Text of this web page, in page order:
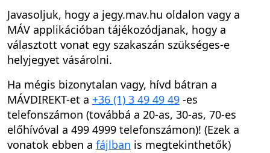
Javasoljuk, hogy a jegy.mav.hu oldalon vagy a
MÁV applikációban tájékozódjanak, hogy a
választott vonat egy szakaszán szükséges-e
helyjegyet vásárolni.
Ha mégis bizonytalan vagy, hívd bátran a
MÁVDIREKT-et a +36 (1) 3 49 49 49 -es
telefonszámon (továbbá a 20-as, 30-as, 70-es
előhívóval a 499 4999 telefonszámon)! (Ezek a
vonatok ebben a fájlban is megtekinthetők)